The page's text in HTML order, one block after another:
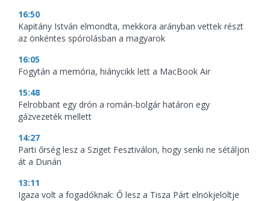
16:50
Kapitány István elmondta, mekkora arányban vettek részt
az önkéntes spórolásban a magyarok
16:05
Fogytán a memória, hiánycikk lett a MacBook Air
15:48
Felrobbant egy drón a román-bolgár határon egy
gázvezeték mellett
14:27
Parti őrség lesz a Sziget Fesztiválon, hogy senki ne sétáljon
át a Dunán
13:11
Igaza volt a fogadóknak: Ő lesz a Tisza Párt elnökjelöltje